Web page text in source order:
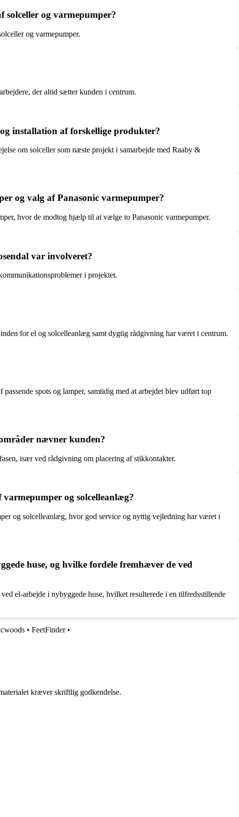
solceller og varmepumper?
og varmepumper.
der altid sætter kunden i centrum.
installation af forskellige produkter?
om solceller som næste projekt i samarbejde med Raaby &
og valg af Panasonic varmepumper?
hvor de modtog hjælp til at vælge to Panasonic varmepumper.
var involveret?
i projektet.
for el og solcelleanlæg samt dygtig rådgivning har været i centrum.
spots og lamper, samtidig med at arbejdet blev udført top
nævner kunden?
især ved rådgivning om placering af stikkontakter.
og solcelleanlæg?
og solcelleanlæg, hvor god service og nyttig vejledning har været i
huse, og hvilke fordele fremhæver de ved
el-arbejde i nybyggede huse, hvilket resulterede i en tilfredsstillende
• FeetFinder•
kræver skriftlig godkendelse.